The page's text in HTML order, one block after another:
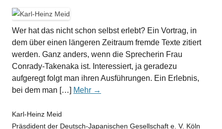
Wer hat das nicht schon selbst erlebt? Ein Vortrag, in
dem über einen längeren Zeitraum fremde Texte zitiert
werden. Ganz anders, wenn die Sprecherin Frau
Conrady-Takenaka ist. Interessiert, ja geradezu
aufgeregt folgt man ihren Ausführungen. Ein Erlebnis,
bei dem man […] Mehr →
Karl-Heinz Meid
Präsdident der Deutsch-Japanischen Gesellschaft e. V. Köln